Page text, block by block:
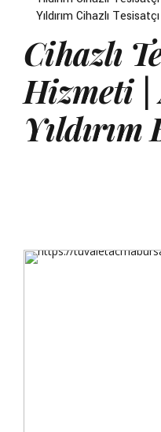
Yıldırım Cihazlı
Cihazlı
Hizmeti |
Yıldırım